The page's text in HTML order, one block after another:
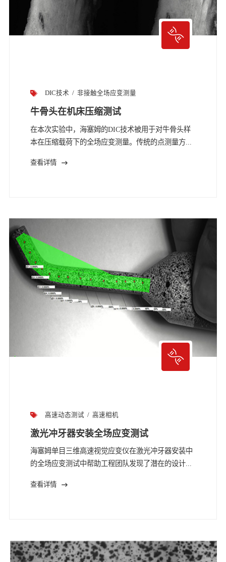
DIC技术 非接触全场应变测量
牛骨头在机床压缩测试
在本次实验中，海塞姆的DIC技术被用于对牛骨头样
本在压缩载荷下的全场应变测量。传统的点测量方...
查看详情
高速动态测试 高速相机
激光冲牙器安装全场应变测试
海塞姆单目三维高速视觉应变仪在激光冲牙器安装中
的全场应变测试中帮助工程团队发现了潜在的设计...
查看详情